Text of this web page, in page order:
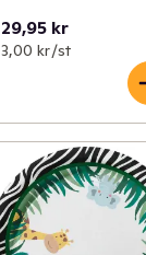
29,95 kr
3,00 kr /st